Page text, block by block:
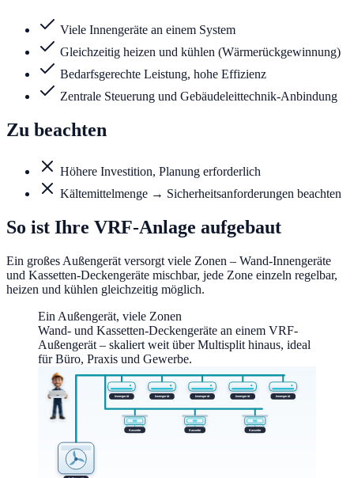
Viele Innengeräte an einem System
Gleichzeitig heizen und kühlen (Wärmerückgewinnung)
Bedarfsgerechte Leistung, hohe Effizienz
Zentrale Steuerung und Gebäudeleittechnik-Anbindung
Zu beachten
Höhere Investition, Planung erforderlich
Kältemittelmenge → Sicherheitsanforderungen beachten
So ist Ihre VRF-Anlage aufgebaut
Ein großes Außengerät versorgt viele Zonen – Wand-Innengeräte
und Kassetten-Deckengeräte mischbar, jede Zone einzeln regelbar,
heizen und kühlen gleichzeitig möglich.
Ein Außengerät, viele Zonen
Wand- und Kassetten-Deckengeräte an einem VRF-
Außengerät – skaliert weit über Multisplit hinaus, ideal
für Büro, Praxis und Gewerbe.